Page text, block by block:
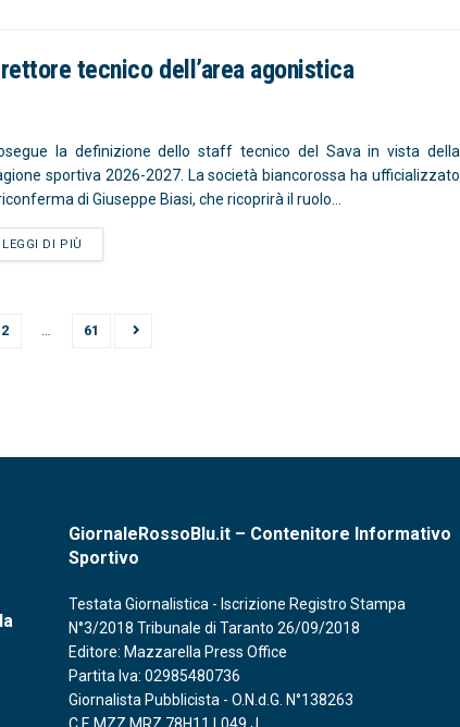
tecnico dell’area agonistica
la definizione dello staff tecnico del Sava in vista della
sportiva 2026-2027. La società biancorossa ha ufficializzato
di Giuseppe Biasi, che ricoprirà il ruolo...
LEGGI DI PIÙ
2 … 61
GiornaleRossoBlu.it – Contenitore Informativo
Sportivo
Testata Giornalistica - Iscrizione Registro Stampa
N°3/2018 Tribunale di Taranto 26/09/2018
Editore: Mazzarella Press Office
Partita Iva: 02985480736
Giornalista Pubblicista - O.N.d.G. N°138263